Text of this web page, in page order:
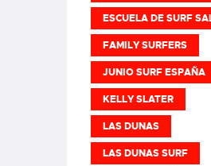
ESCUELA DE SURF
FAMILY SURFERS
JUNIO SURF ESPAÑA
KELLY SLATER
LAS DUNAS
LAS DUNAS SURF